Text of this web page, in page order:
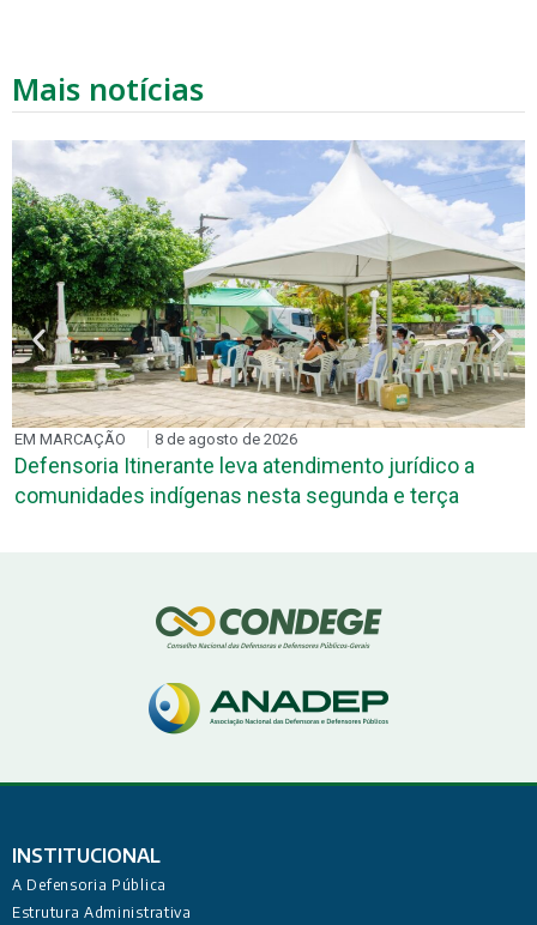
Mais notícias
EM MARCAÇÃO 8 de agosto de 2026
Defensoria Itinerante leva atendimento jurídico a
comunidades indígenas nesta segunda e terça
INSTITUCIONAL
A Defensoria Pública
Estrutura Administrativa